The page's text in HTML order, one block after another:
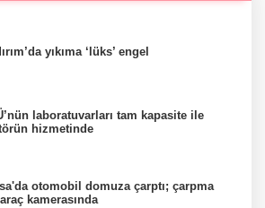
yıkıma ‘lüks’ engel
laboratuvarları tam kapasite ile
hizmetinde
otomobil domuza çarptı; çarpma
kamerasında